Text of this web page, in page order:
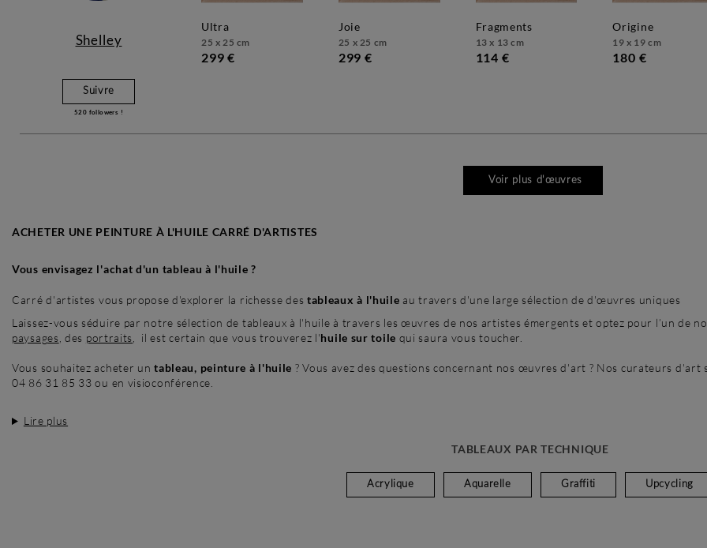
Shelley
Suivre
520 followers !
ultra
25 x 25 cm
299 €
joie
25 x 25 cm
299 €
fragments
13 x 13 cm
114 €
origine
19 x 19 cm
180 €
Voir plus d'œuvres
ACHETER UNE PEINTURE À L'HUILE CARRÉ D'ARTISTES
Vous envisagez l'achat d'un tableau à l'huile ?
Carré d'artistes vous propose d'explorer la richesse des tableaux à l'huile au travers d'une large sélection de d'œuvres uniques
Laissez-vous séduire par notre sélection de tableaux à l'huile à travers les œuvres de nos artistes émergents et optez pour l’un de
paysages , des portraits , il est certain que vous trouverez l'huile sur toile qui saura vous toucher.
Vous souhaitez acheter un tableau, peinture à l'huile ? Vous avez des questions concernant nos œuvres d'art ? Nos curateurs
04 86 31 85 33 ou en visioconférence.
Lire plus
TABLEAUX PAR TECHNIQUE
Acrylique Aquarelle Graffiti Upcycling